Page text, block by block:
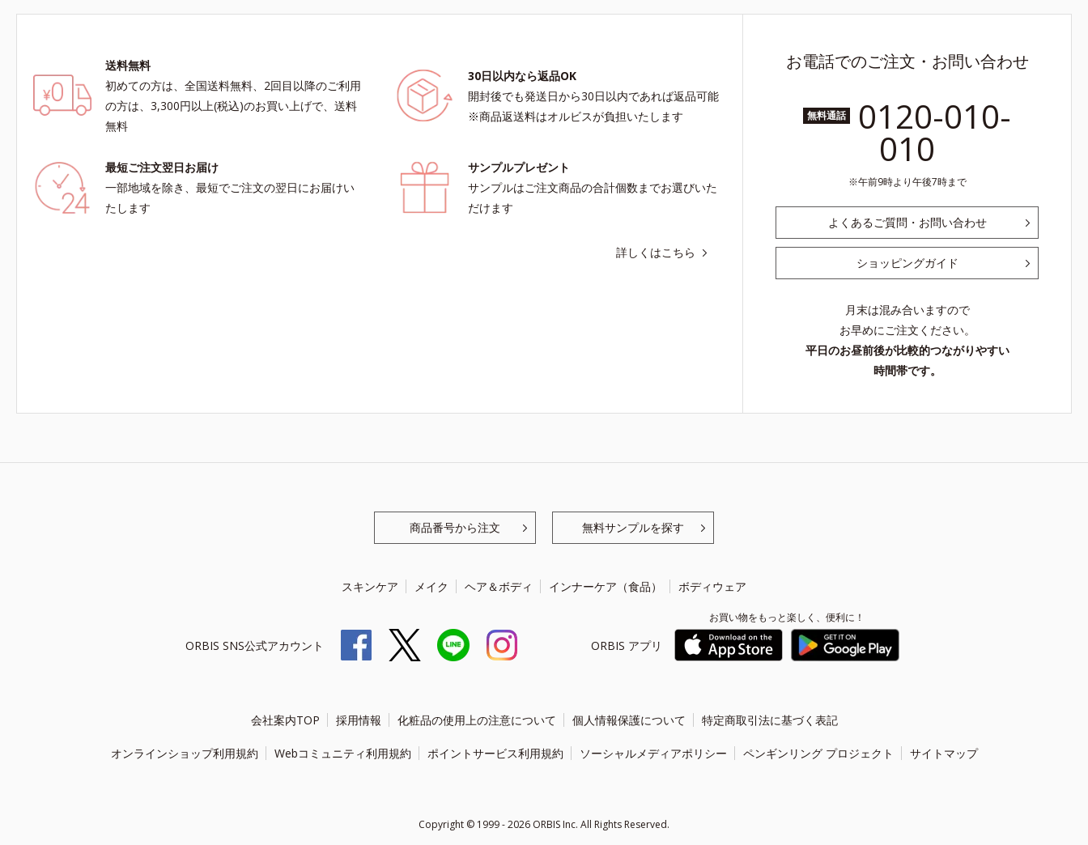
送料無料
初めての方は、全国送料無料、2回目以降のご利用
の方は、3,300円以上(税込)のお買い上げで、送料
無料
30日以内なら返品OK
開封後でも発送日から30日以内であれば返品可能
※商品返送料はオルビスが負担いたします
最短ご注文翌日お届け
一部地域を除き、最短でご注文の翌日にお届けい
たします
サンプルプレゼント
サンプルはご注文商品の合計個数までお選びいた
だけます
詳しくはこちら
お電話でのご注文・お問い合わせ
無料通話 0120-010-
010
午前9時より午後7時まで
よくあるご質問・お問い合わせ
ショッピングガイド
月末は混み合いますので
お早めにご注文ください。
平日のお昼前後が比較的つながりやすい
時間帯です。
商品番号から注文 無料サンプルを探す
スキンケア メイク ヘア＆ボディ インナーケア（食品） ボディウェア
ORBIS SNS公式アカウント ORBIS アプリ
お買い物をもっと楽しく、便利に！
会社案内TOP 採用情報 化粧品の使用上の注意について 個人情報保護について 特定商取引法に基づく表記
オンラインショップ利用規約 Webコミュニティ利用規約 ポイントサービス利用規約 ソーシャルメディアポリシー ペンギンリング プロジェクト サイトマップ
Copyright © 1999 - 2026 ORBIS Inc. All Rights Reserved.